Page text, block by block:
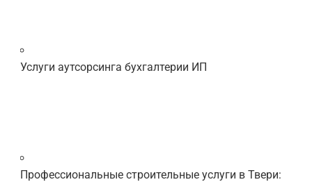
Услуги аутсорсинга бухгалтерии ИП
Профессиональные строительные услуги в Твери: